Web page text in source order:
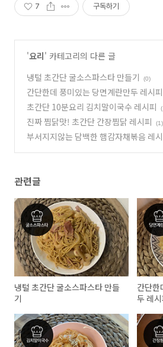
7 구독하기
'요리' 카테고리의 다른 글
냉털 초간단 굴소스파스타 만들기
(0)
간단한데 풍미있는 당면계란만두 레시피
초간단 10분요리 김치말이국수 레시피
진짜 찜닭맛! 초간단 간장찜닭 레시피 (1)
부서지지않는 담백한 햄감자채볶음 레
관련글
냉털 초간단 굴소스파스타 만들
기
간단한
두 레시